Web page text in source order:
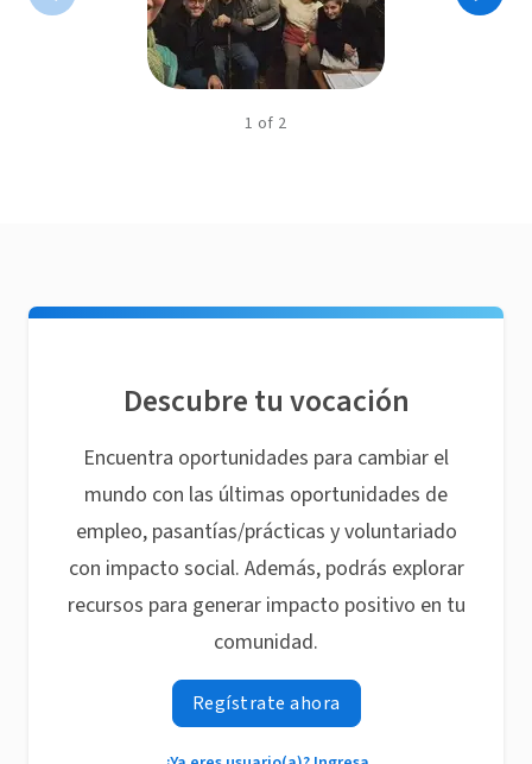
1 of 2
Descubre tu vocación
Encuentra oportunidades para cambiar el
mundo con las últimas oportunidades de
empleo, pasantías/prácticas y voluntariado
con impacto social. Además, podrás explorar
recursos para generar impacto positivo en tu
comunidad.
Regístrate ahora